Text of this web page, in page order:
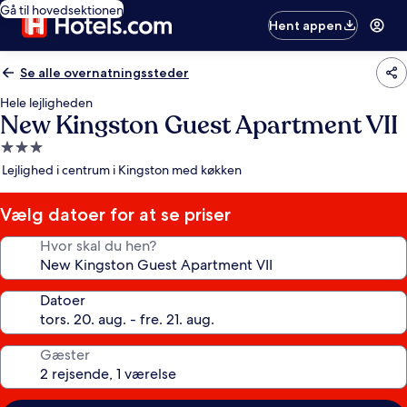
Gå til hovedsektionen
Hent appen
Se alle overnatningssteder
Hele lejligheden
New Kingston Guest Apartment VII
3.0-
stjernet
Lejlighed i centrum i Kingston med køkken
Vælg datoer for at se priser
Hvor skal du hen?
Datoer
Gæster